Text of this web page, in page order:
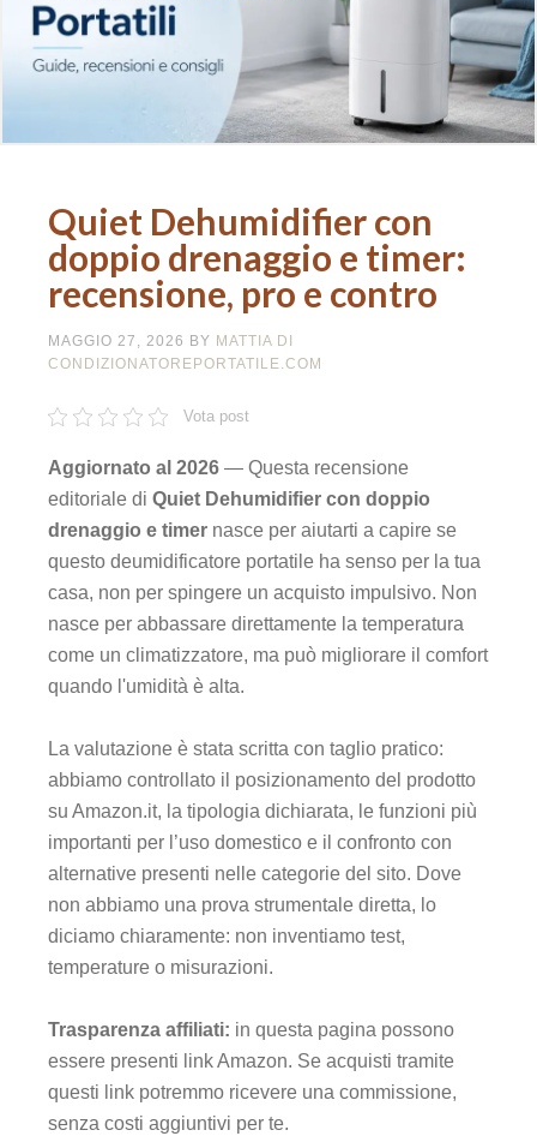
Quiet Dehumidifier con
doppio drenaggio e timer:
recensione, pro e contro
MAGGIO 27, 2026 BY MATTIA DI
CONDIZIONATOREPORTATILE.COM
Vota post
Aggiornato al 2026 — Questa recensione
editoriale di Quiet Dehumidifier con doppio
drenaggio e timer nasce per aiutarti a capire se
questo deumidificatore portatile ha senso per la tua
casa, non per spingere un acquisto impulsivo. Non
nasce per abbassare direttamente la temperatura
come un climatizzatore, ma può migliorare il comfort
quando l'umidità è alta.
La valutazione è stata scritta con taglio pratico:
abbiamo controllato il posizionamento del prodotto
su Amazon.it, la tipologia dichiarata, le funzioni più
importanti per l’uso domestico e il confronto con
alternative presenti nelle categorie del sito. Dove
non abbiamo una prova strumentale diretta, lo
diciamo chiaramente: non inventiamo test,
temperature o misurazioni.
Trasparenza affiliati: in questa pagina possono
essere presenti link Amazon. Se acquisti tramite
questi link potremmo ricevere una commissione,
senza costi aggiuntivi per te.